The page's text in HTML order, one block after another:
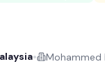
量(MOQ)、产能
• Mohammed